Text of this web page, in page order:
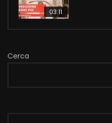
03:11
Cerca